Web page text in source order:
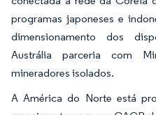
programas japoneses e
dimensionamento dos
Austrália parceria com
mineradores isolados.
A América do Norte está